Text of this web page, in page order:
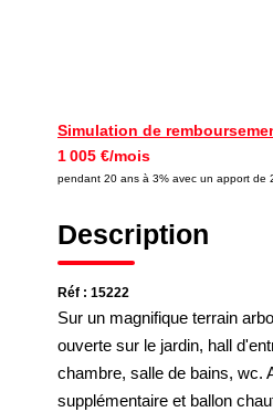
Simulation de
1 005 €/mois
pendant 20 ans à 3% avec un apport de
Description
Réf : 15222
Sur un magnifique terrain
ouverte sur le jardin, hall
chambre, salle de bains, wc.
supplémentaire et ballon